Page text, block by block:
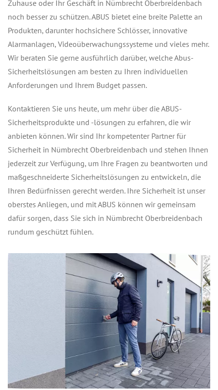
Zuhause oder Ihr Geschäft in Nümbrecht Oberbreidenbach
noch besser zu schützen. ABUS bietet eine breite Palette an
Produkten, darunter hochsichere Schlösser, innovative
Alarmanlagen, Videoüberwachungssysteme und vieles mehr.
Wir beraten Sie gerne ausführlich darüber, welche Abus-
Sicherheitslösungen am besten zu Ihren individuellen
Anforderungen und Ihrem Budget passen.
Kontaktieren Sie uns heute, um mehr über die ABUS-
Sicherheitsprodukte und -lösungen zu erfahren, die wir
anbieten können. Wir sind Ihr kompetenter Partner für
Sicherheit in Nümbrecht Oberbreidenbach und stehen Ihnen
jederzeit zur Verfügung, um Ihre Fragen zu beantworten und
maßgeschneiderte Sicherheitslösungen zu entwickeln, die
Ihren Bedürfnissen gerecht werden. Ihre Sicherheit ist unser
oberstes Anliegen, und mit ABUS können wir gemeinsam
dafür sorgen, dass Sie sich in Nümbrecht Oberbreidenbach
rundum geschützt fühlen.